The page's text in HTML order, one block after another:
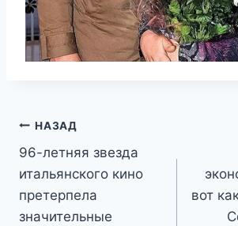
Навигация
по
записям
НАЗАД
96-летняя звезда
итальянского кино
претерпела
значительные
вот